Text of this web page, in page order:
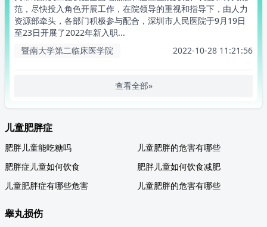
范，尽快投入角色开展工作，在院领导的重视和指导下，由人力
资源部牵头，各部门积极参与配合，深圳市人民医院于9月19日
至23日开展了2022年新入职...
暨南大学第二临床医学院
2022-10-28 11:21:56
查看全部»
儿童肥胖症
肥胖儿童能吃糖吗
儿童肥胖的危害有哪些
肥胖症儿童如何饮食
肥胖儿童如何饮食减肥
儿童肥胖症有哪些危害
儿童肥胖的危害有哪些
睾丸损伤